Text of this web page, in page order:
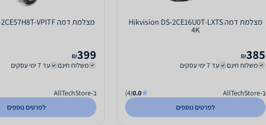
‏מצלמת דמה Hikvision DS-2CE16U0T-LXTS
4K
385
₪
משלוח חינם
עד 7 ימי עסקים
ב-AllTechStore 0.0
(4)
לפרטים נוספים
‏מצלמת דמה Hikvision DS-2CE57H8T-VPITF
399
₪
משלוח חינם
עד 7 ימי עסקים
ב-AllTechStore
לפרטים נוספים